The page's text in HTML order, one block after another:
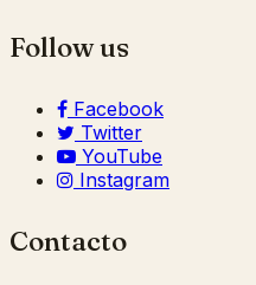
Follow us
Facebook
Twitter
YouTube
Instagram
Contacto